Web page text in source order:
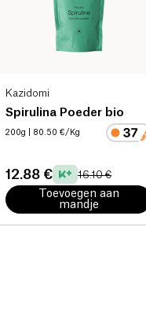
Kazidomi
Spirulina Poeder bio
200g | 80.50 €/Kg
12.88 € 16.10 €
Toevoegen aan
mandje